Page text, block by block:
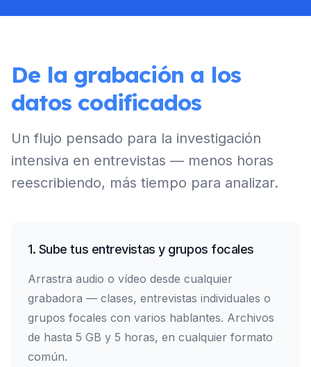
De la grabación a los
datos codificados
Un flujo pensado para la investigación
intensiva en entrevistas — menos horas
reescribiendo, más tiempo para analizar.
1. Sube tus entrevistas y grupos focales
Arrastra audio o vídeo desde cualquier
grabadora — clases, entrevistas individuales o
grupos focales con varios hablantes. Archivos
de hasta 5 GB y 5 horas, en cualquier formato
común.